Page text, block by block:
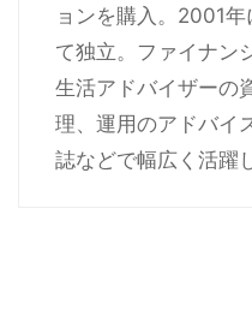
ョンを購入。2001
て独立。ファイナン
生活アドバイザーの
理、運用のアドバイ
誌などで幅広く活躍